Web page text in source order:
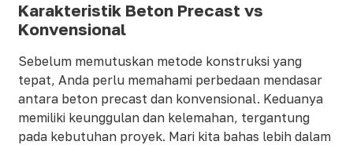
Karakteristik Beton Precast vs
Konvensional
Sebelum memutuskan metode konstruksi yang
tepat, Anda perlu memahami perbedaan mendasar
antara beton precast dan konvensional. Keduanya
memiliki keunggulan dan kelemahan, tergantung
pada kebutuhan proyek. Mari kita bahas lebih dalam